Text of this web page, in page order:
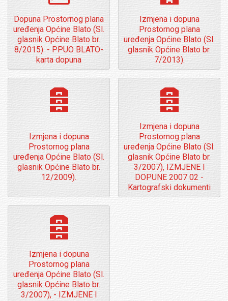
Dopuna Prostornog plana
uređenja Općine Blato (Sl.
glasnik Općine Blato br.
8/2015). - PPUO BLATO-
karta dopuna
Izmjena i dopuna
Prostornog plana
uređenja Općine Blato (Sl.
glasnik Općine Blato br.
7/2013).
Izmjena i dopuna
Prostornog plana
uređenja Općine Blato (Sl.
glasnik Općine Blato br.
12/2009).
Izmjena i dopuna
Prostornog plana
uređenja Općine Blato (Sl.
glasnik Općine Blato br.
3/2007), IZMJENE I
DOPUNE 2007 02 -
Kartografski dokumenti
Izmjena i dopuna
Prostornog plana
uređenja Općine Blato (Sl.
glasnik Općine Blato br.
3/2007), - IZMJENE I